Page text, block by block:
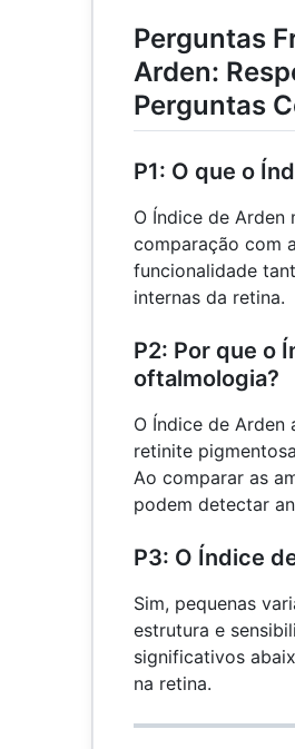
Perguntas
Arden:
Perguntas
P1: O que o
O Índice de
comparação com
funcionalidade
internas da retina.
P2: Por que o
oftalmologia?
O Índice de Arden
retinite
Ao comparar as
podem detectar
P3: O Índice
Sim, pequenas
estrutura e
significativos
na retina.